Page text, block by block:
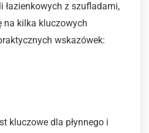
łazienkowych z szufladami,
na kilka kluczowych
wskazówek:
kluczowe dla płynnego i